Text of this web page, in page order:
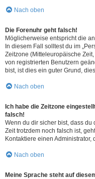
Nach oben
Die Forenuhr geht falsch!
Möglicherweise entspricht die
In diesem Fall solltest du im
Zeitzone (Mitteleuropäische
von registrierten Benutzern
bist, ist dies ein guter Grund,
Nach oben
Ich habe die Zeitzone
falsch!
Wenn du dir sicher bist, dass
Zeit trotzdem noch falsch ist,
Kontaktiere einen
Nach oben
Meine Sprache steht auf